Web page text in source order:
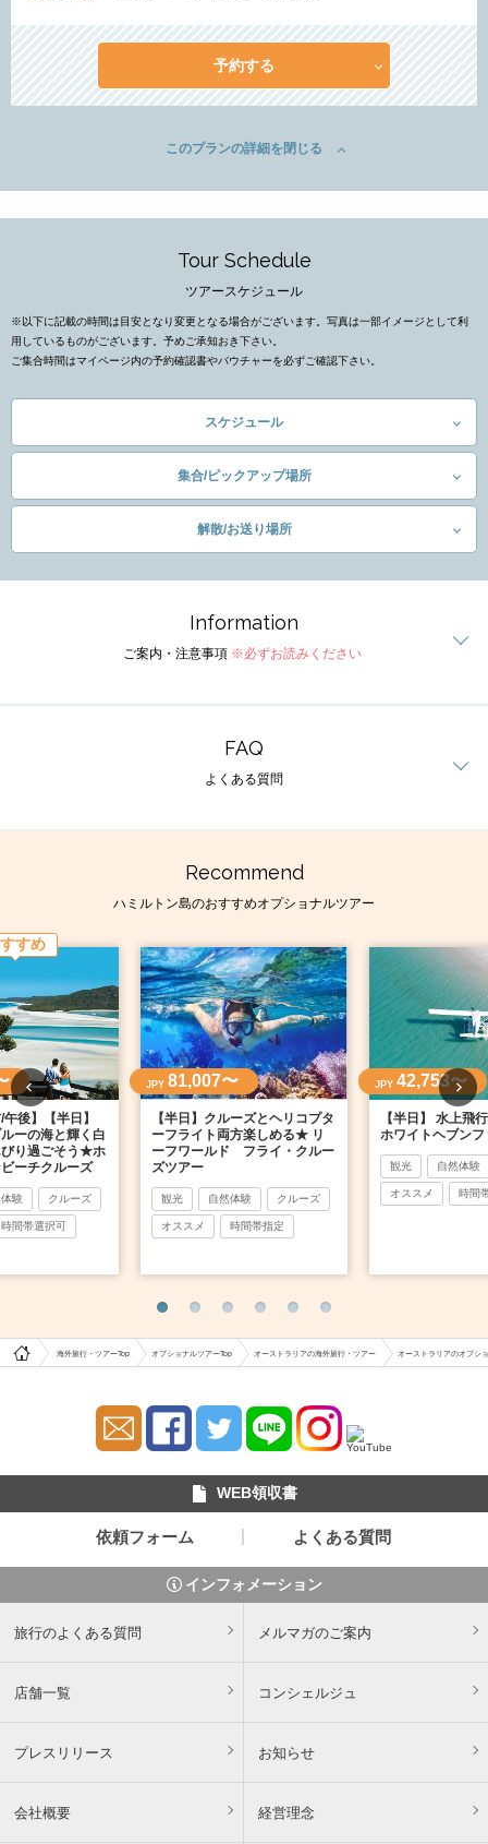
予約する
このプランの詳細を閉じる
Tour Schedule
ツアースケジュール
※以下に記載の時間は目安となり変更となる場合がございます。写真は一部イメージとして利
用しているものがございます。予めご承知おき下さい。
ご集合時間はマイページ内の予約確認書やバウチャーを必ずご確認下さい。
スケジュール
集合/ピックアップ場所
解散/お送り場所
Information
ご案内・注意事項 ※必ずお読みください
FAQ
よくある質問
Recommend
ハミルトン島のおすすめオプショナルツアー
すめ
後】【半日】
ーの海と輝く白
り過ごそう★ホ
ーチクルーズ
験 クルーズ
時間帯選択可
JPY 81,007〜
【半日】クルーズとヘリコプタ
ーフライト両方楽しめる★ リ
ーフワールド フライ・クルー
ズツアー
観光 自然体験 クルーズ
オススメ 時間帯指定
JPY 42,753〜
【半日】 水上飛
ホワイトヘブン
観光 自然体験
オススメ 時間
海外旅行・ツアーTop オプショナルツアーTop オーストラリアの海外旅行・ツアー オーストラリアのオプシ
WEB領収書
依頼フォーム よくある質問
インフォメーション
旅行のよくある質問 メルマガのご案内
店舗一覧 コンシェルジュ
プレスリリース お知らせ
会社概要 経営理念